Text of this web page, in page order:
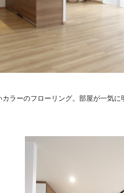
ラーのフローリング。部屋が一気に